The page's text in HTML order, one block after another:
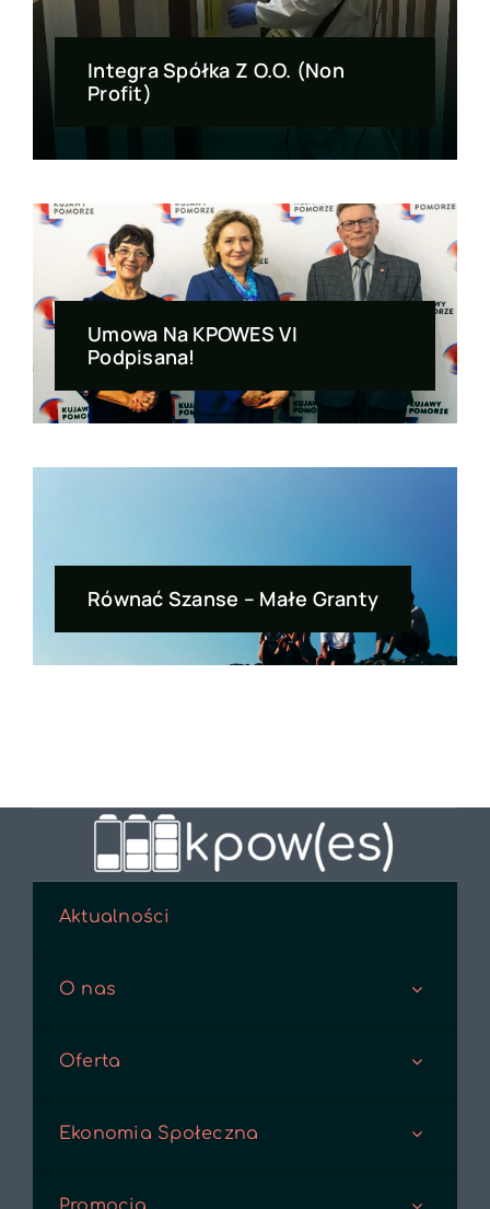
Integra Spółka Z O.o. (non
Profit)
Umowa Na KPOWES VI
Podpisana!
Równać Szanse – Małe Granty
Aktualności
O nas
Oferta
Ekonomia Społeczna